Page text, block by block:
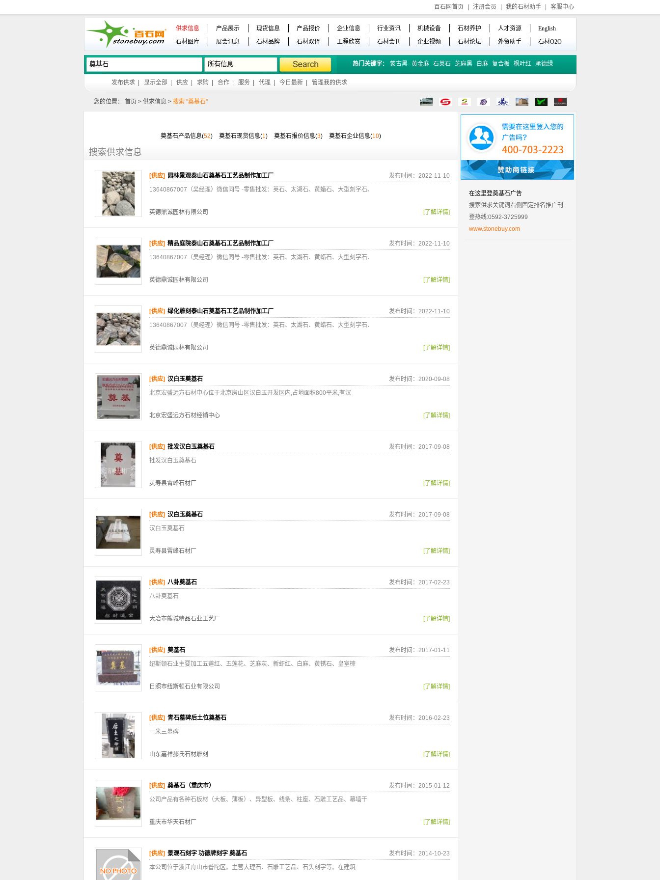
百石网首页 注册会员 我的石材助手 客服中心
供求信息 产品展示 现货信息 产品报价 企业信息 行业资讯 机械设备 石材养护 人才资源
English
石材图库
展会讯息 石材品牌 石材双译 工程欣赏 石材会刊 企业视频 石材论坛 外贸助手 石材O2O
热门关键字： 蒙古黑 黄金麻 石英石 芝麻黑 白麻 复合板 枫叶红 承德绿
发布供求 显示全部 供应 求购 合作 服务 代理 今日最新 管理我的供求
您的位置： 首页 > 供求信息 > 搜索 "奠基石"
奠基石产品信息(52) 奠基石现货信息(1) 奠基石报价信息(3) 奠基石企业信息(10)
搜索供求信息
[供应] 园林景观泰山石奠基石工艺品制作加工厂
发布时间：2022-11-10
13640867007（吴经理）微信同号 -零售批发：英石、太湖石、黄蜡石、大型刻字石、
英德鼎诚园林有限公司 [了解详情]
[供应] 精品庭院泰山石奠基石工艺品制作加工厂
发布时间：2022-11-10
13640867007（吴经理）微信同号 -零售批发：英石、太湖石、黄蜡石、大型刻字石、
英德鼎诚园林有限公司 [了解详情]
[供应] 绿化雕刻泰山石奠基石工艺品制作加工厂
发布时间：2022-11-10
13640867007（吴经理）微信同号 -零售批发：英石、太湖石、黄蜡石、大型刻字石、
英德鼎诚园林有限公司 [了解详情]
[供应] 汉白玉奠基石
发布时间：2020-09-08
北京宏盛远方石材中心位于北京房山区汉白玉开发区内,占地面积800平米,有汉
北京宏盛远方石材经销中心 [了解详情]
[供应] 批发汉白玉奠基石
发布时间：2017-09-08
批发汉白玉奠基石
灵寿县霄峰石材厂 [了解详情]
[供应] 汉白玉奠基石
发布时间：2017-09-08
汉白玉奠基石
灵寿县霄峰石材厂 [了解详情]
[供应] 八卦奠基石
发布时间：2017-02-23
八卦奠基石
大冶市熊城精品石业工艺厂 [了解详情]
[供应] 奠基石
发布时间：2017-01-11
纽斯顿石业主要加工五莲红、五莲花、芝麻灰、新虾红、白麻、黄锈石、皇室棕
日照市纽斯顿石业有限公司 [了解详情]
[供应] 青石墓碑后土位奠基石
发布时间：2016-02-23
一米三墓碑
山东嘉祥郝氏石材雕刻 [了解详情]
[供应] 奠基石（重庆市）
发布时间：2015-01-12
公司产品有各种石板材（大板、薄板）、异型板、线条、柱座、石雕工艺品、幕墙干
重庆市华天石材厂 [了解详情]
[供应] 景观石刻字 功德牌刻字 奠基石
发布时间：2014-10-23
本公司位于浙江舟山市普陀区。主营大理石、石雕工艺品、石头刻字等。在建筑
在这里登奠基石广告
搜索供求关键词右侧固定排名推广刊
登热线:0592-3725999
www.stonebuy.com